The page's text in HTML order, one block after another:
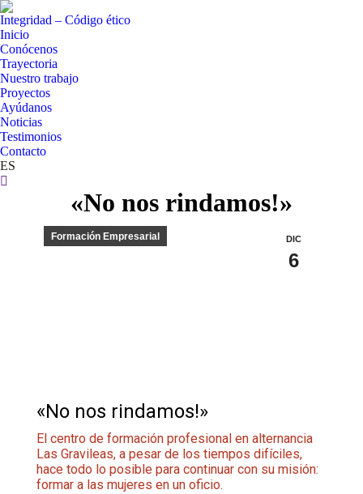
Integridad – Código ético
Inicio
Conócenos
Trayectoria
Nuestro trabajo
Proyectos
Ayúdanos
Noticias
Testimonios
Contacto
ES
Buscar:
«No nos rindamos!»
DIC
6
Formación Empresarial
«No nos rindamos!»
El centro de formación profesional en alternancia
Las Gravileas, a pesar de los tiempos difíciles,
hace todo lo posible para continuar con su misión:
formar a las mujeres en un oficio.